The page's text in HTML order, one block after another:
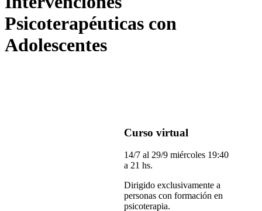
Psicoterapéuticas con
Adolescentes
Curso virtual
14/7 al 29/9 miércoles 19:40
a 21 hs.
Dirigido exclusivamente a
personas con formación en
psicoterapia.